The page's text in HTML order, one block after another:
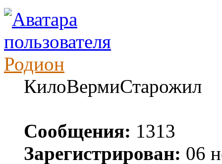
Родион
КилоВермиСтарожил
Сообщения: 1313
Зарегистрирован: 06